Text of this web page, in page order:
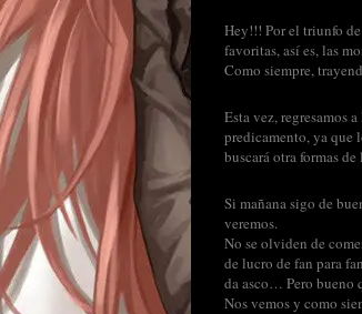
Hey!!! Por el triunfo
favoritas, así es, las
Como siempre,
Esta vez, regresamos
predicamento, ya que
buscará otra formas
Si mañana sigo de
veremos.
No se olviden de
de lucro de fan para
da asco… Pero bueno
Nos vemos y como